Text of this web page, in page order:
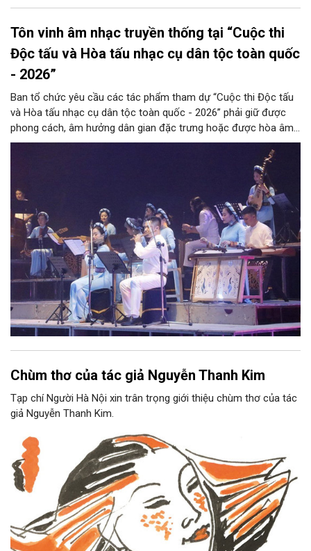
Tôn vinh âm nhạc truyền thống tại “Cuộc thi
Độc tấu và Hòa tấu nhạc cụ dân tộc toàn quốc
- 2026”
Ban tổ chức yêu cầu các tác phẩm tham dự “Cuộc thi Độc tấu
và Hòa tấu nhạc cụ dân tộc toàn quốc - 2026” phải giữ được
phong cách, âm hưởng dân gian đặc trưng hoặc được hòa âm,
phối khí mới trên nền tảng làn điệu âm nhạc truyền thống Việt
Nam, đồng thời phải được trình diễn trực tiếp bằng nhạc cụ dân
Chùm thơ của tác giả Nguyễn Thanh Kim
Tạp chí Người Hà Nội xin trân trọng giới thiệu chùm thơ của tác
giả Nguyễn Thanh Kim.